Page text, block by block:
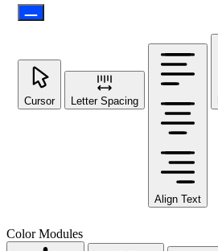
Cursor Letter Spacing
Align Text
Color Modules